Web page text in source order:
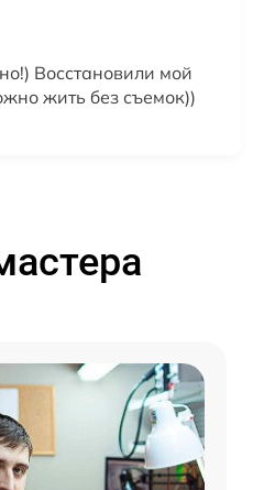
Восстановили мой
жить без съемок))